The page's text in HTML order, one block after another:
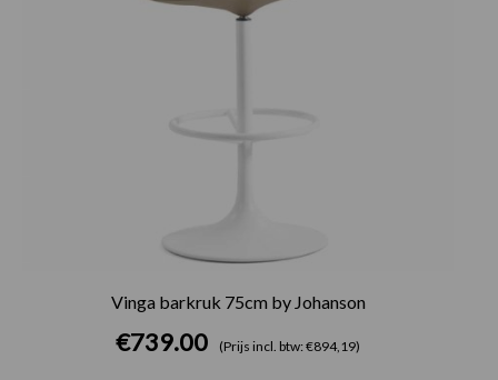
Vinga barkruk 75cm by Johanson
€739.00 (Prijs incl. btw: €894,19)